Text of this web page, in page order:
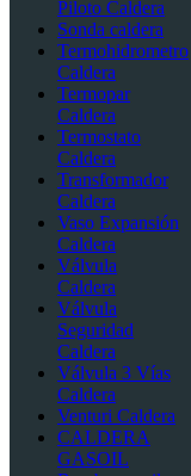
Piloto Caldera
Sonda caldera
Termohidrometro
Caldera
Termopar
Caldera
Termostato
Caldera
Transformador
Caldera
Vaso Expansión
Caldera
Válvula
Caldera
Válvula
Seguridad
Caldera
Válvula 3 Vías
Caldera
Venturi Caldera
CALDERA
GASOIL